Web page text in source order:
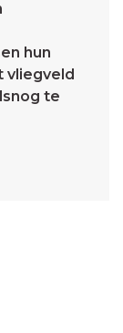
hun
vliegveld
te